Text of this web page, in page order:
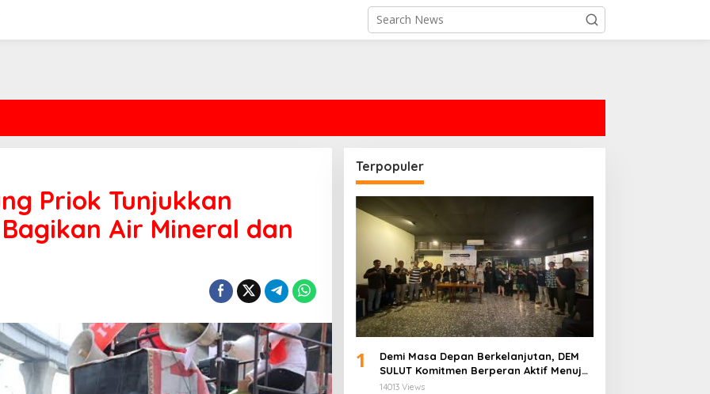
Priok Tunjukkan
Air Mineral dan
Terpopuler
1
Demi Masa Depan Berkelanjutan, DEM
SULUT Komitmen Berperan Aktif Menuju
Era Energi Terbarukan di Sulawesi Utara
14013 Views